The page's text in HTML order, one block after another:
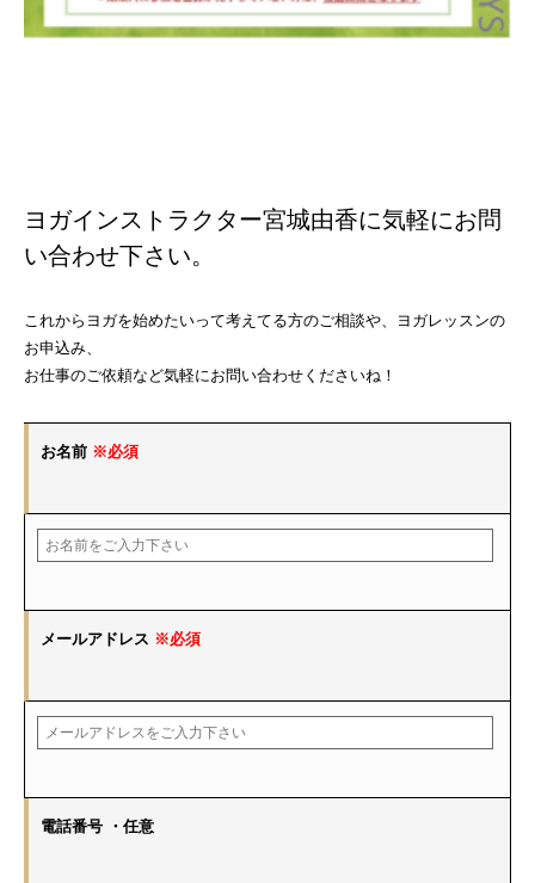
ヨガインストラクター宮城由香に気軽にお問
い合わせ下さい。
これからヨガを始めたいって考えてる方のご相談や、ヨガレッスンの
お申込み、
お仕事のご依頼など気軽にお問い合わせくださいね！
お名前 ※必須
メールアドレス ※必須
電話番号 ・任意